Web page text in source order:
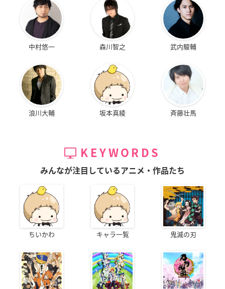
中村悠一 森川智之 武内駿輔
浪川大輔 坂本真綾 斉藤壮馬
KEYWORDS
みんなが注目しているアニメ・作品たち
ちいかわ キャラ一覧 鬼滅の刃